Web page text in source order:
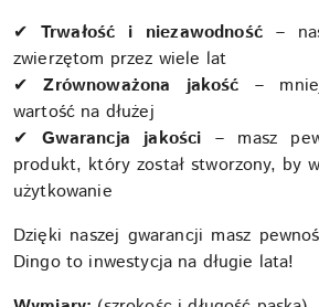
✔ Trwałość i niezawodność–
zwierzętom przez wiele lat
✔Zrównoważona jakość –
wartość na dłużej
✔ Gwarancja jakości – masz
produkt, który został stworzony, by
użytkowanie
Dzięki naszej gwarancji masz
Dingo to inwestycja na długie lata!